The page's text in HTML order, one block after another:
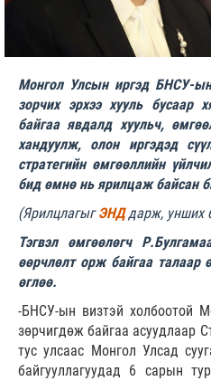
Монгол Улсын иргэд БНСУ-ын
зорчих эрхээ хууль бусаар
байгаа явдалд хуульч,
хандуулж, олон иргэдэд
стратегийн өмгөөллийн
бид өмнө нь ярилцаж байсан
(ЯрилцлагыгЭНДдарж, унших
Тэгвэл өмгөөлөгч
өөрчлөлт орж байгаа талаар
өглөө.
-БНСУ-ын визтэй холбоотой
зөрчигдөж байгаа асуудлаар
тус улсаас Монгол Улсад
байгууллагуудад 6 сарын